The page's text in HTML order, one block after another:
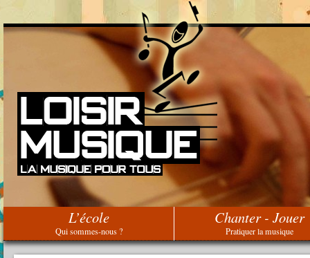
L’école
Qui sommes-nous ?
Chanter - Jouer
Pratiquer la musique